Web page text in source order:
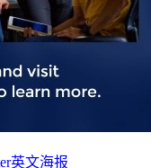
英文海报